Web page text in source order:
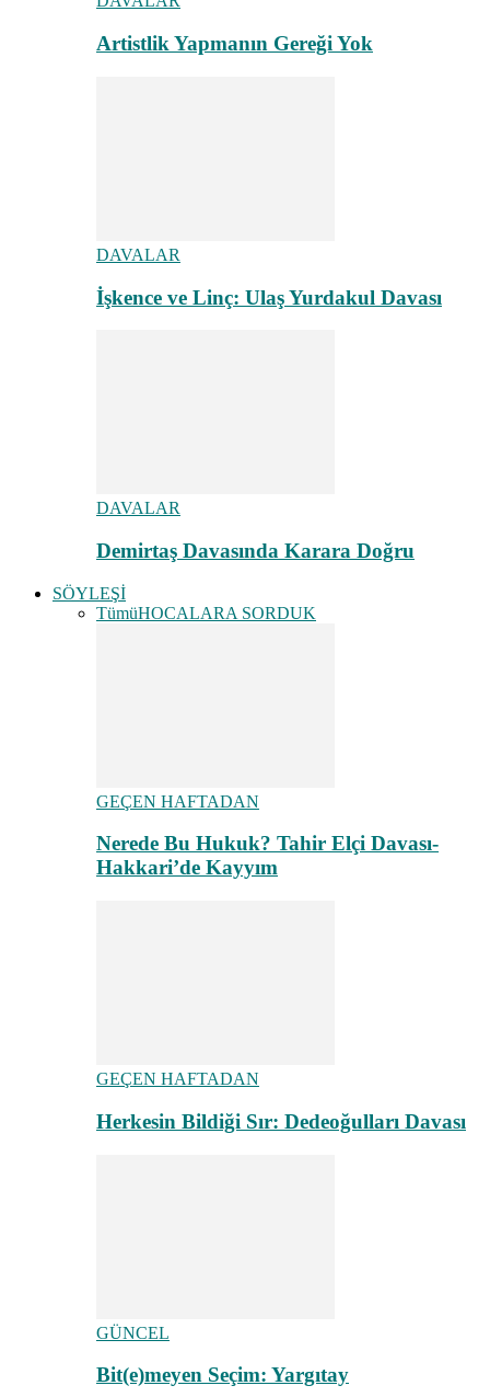
Artistlik Yapmanın Gereği Yok
DAVALAR
İşkence ve Linç: Ulaş Yurdakul Davası
DAVALAR
Demirtaş Davasında Karara Doğru
SÖYLEŞİ
TümüHOCALARA SORDUK
GEÇEN HAFTADAN
Nerede Bu Hukuk? Tahir Elçi Davası-
Hakkari’de Kayyım
GEÇEN HAFTADAN
Herkesin Bildiği Sır: Dedeoğulları Davası
GÜNCEL
Bit(e)meyen Seçim: Yargıtay